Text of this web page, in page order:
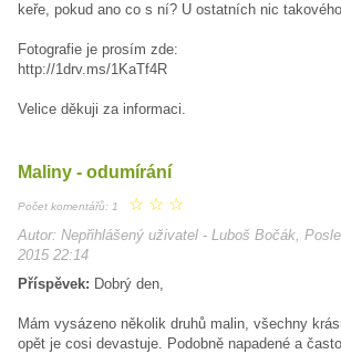
keře, pokud ano co s ní? U ostatních nic
Fotografie je prosím zde:
http://1drv.ms/1KaTf4R
Velice děkuji za informaci.
Maliny - odumírání
Počet komentářů: 1 ☆ ☆ ☆
Autor: Nepřihlášený uživatel - Luboš Bočák,
2015 22:14
Příspěvek: Dobrý den,
Mám vysázeno několik druhů malin, všechny
opět je cosi devastuje. Podobně napadené a